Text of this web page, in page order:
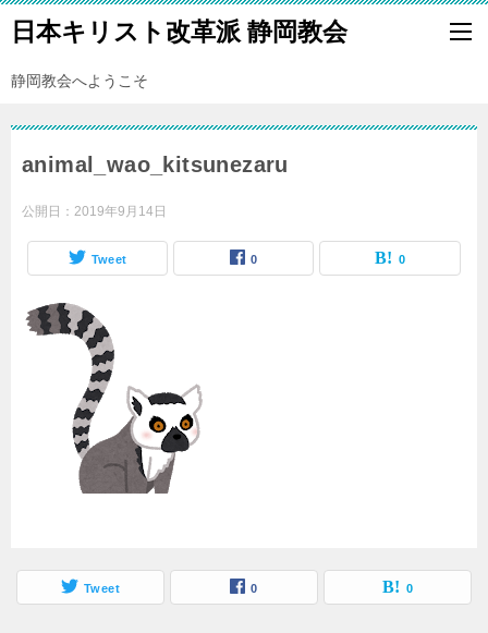
日本キリスト改革派 静岡教会
静岡教会へようこそ
animal_wao_kitsunezaru
公開日： 2019年9月14日
Tweet 0 0
Tweet 0 0